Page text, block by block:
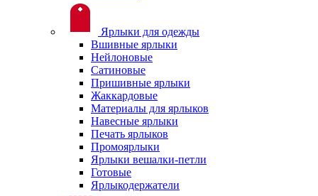
Ярлыки для одежды
Вшивные ярлыки
Нейлоновые
Сатиновые
Пришивные ярлыки
Жаккардовые
Материалы для ярлыков
Навесные ярлыки
Печать ярлыков
Промоярлыки
Ярлыки вешалки-петли
Готовые
Ярлыкодержатели